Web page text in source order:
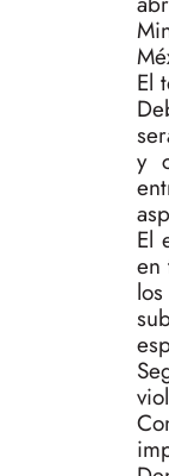
El
y
El
en